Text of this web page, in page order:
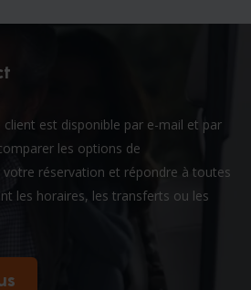
est disponible par e-mail et par
les options de
réservation et répondre à toutes
les horaires, les transferts ou les